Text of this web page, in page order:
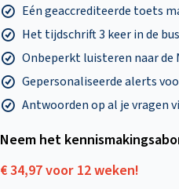
Eén geaccrediteerde toets
Het tijdschrift 3 keer in de bus
Onbeperkt luisteren naar de
Gepersonaliseerde alerts
Antwoorden op al je vragen
Neem het
€ 34,97 voor 12 weken!